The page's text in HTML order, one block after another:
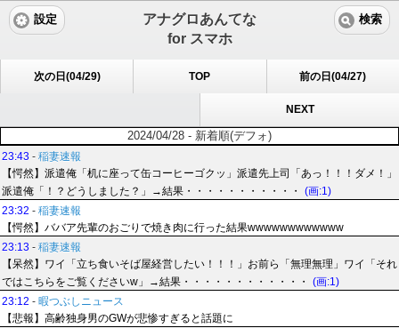
アナグロあんてな
for スマホ
設定 検索
次の日(04/29) TOP 前の日(04/27)
NEXT
2024/04/28 - 新着順(デフォ)
23:43 - 稲妻速報
【愕然】派遣俺「机に座って缶コーヒーゴクッ」派遣先上司「あっ！！！ダメ！」
派遣俺「！？どうしました？」→結果・・・・・・・・・・・
(画:1)
23:32 - 稲妻速報
【愕然】ババア先輩のおごりで焼き肉に行った結果wwwwwwwwwwww
23:13 - 稲妻速報
【呆然】ワイ「立ち食いそば屋経営したい！！！」お前ら「無理無理」ワイ「それ
ではこちらをご覧くださいw」→結果・・・・・・・・・・・・
(画:1)
23:12 - 暇つぶしニュース
【悲報】高齢独身男のGWが悲惨すぎると話題に